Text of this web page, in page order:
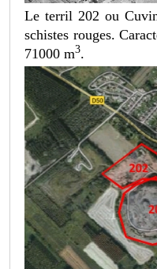
Le terril 202 ou
schistes rouges.
71000 m3.